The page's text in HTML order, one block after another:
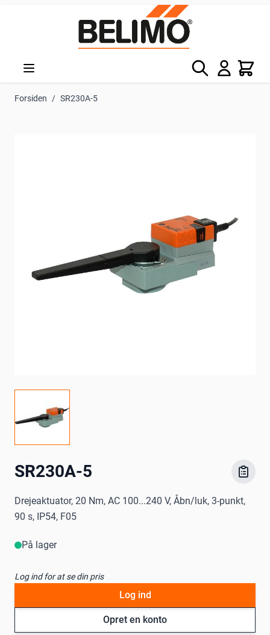
Søg Kurv
Forsiden / SR230A-5
SR230A-5
Drejeaktuator, 20 Nm, AC 100...240 V, Åbn/luk, 3-punkt,
90 s, IP54, F05
På lager
Log ind for at se din pris
Opret en konto
Log ind